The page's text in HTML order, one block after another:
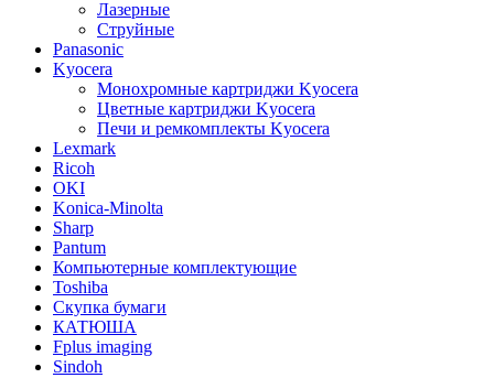
Лазерные
Струйные
Panasonic
Kyocera
Монохромные картриджи Kyocera
Цветные картриджи Kyocera
Печи и ремкомплекты Kyocera
Lexmark
Ricoh
OKI
Konica-Minolta
Sharp
Pantum
Компьютерные комплектующие
Toshiba
Скупка бумаги
КАТЮША
Fplus imaging
Sindoh